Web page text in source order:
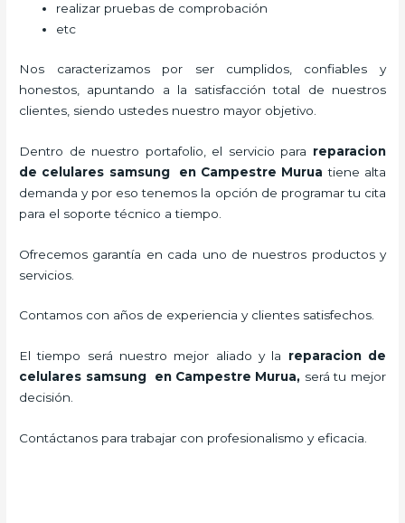
realizar pruebas de comprobación
etc
Nos caracterizamos por ser cumplidos, confiables y
honestos, apuntando a la satisfacción total de nuestros
clientes, siendo ustedes nuestro mayor objetivo.
Dentro de nuestro portafolio, el servicio para reparacion
de celulares samsung en Campestre Murua tiene alta
demanda y por eso tenemos la opción de programar tu cita
para el soporte técnico a tiempo.
Ofrecemos garantía en cada uno de nuestros productos y
servicios.
Contamos con años de experiencia y clientes satisfechos.
El tiempo será nuestro mejor aliado y la reparacion de
celulares samsung en Campestre Murua, será tu mejor
decisión.
Contáctanos para trabajar con profesionalismo y eficacia.